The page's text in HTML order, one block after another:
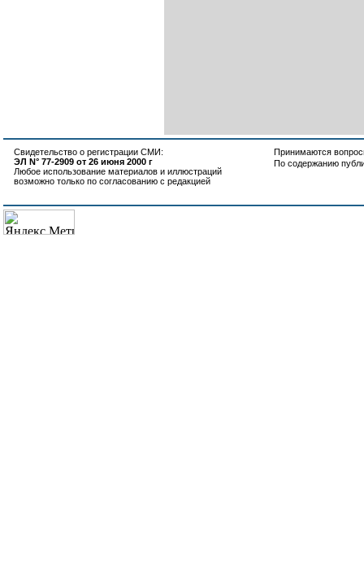
Свидетельство о регистрации СМИ:
ЭЛ N° 77-2909 от 26 июня 2000 г
Любое использование материалов и иллюстраций
возможно только по согласованию с редакцией
Принимаются
По содержанию